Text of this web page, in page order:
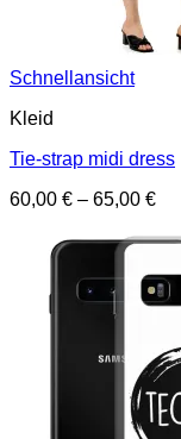
Schnellansicht
Kleid
Tie-strap midi dress
60,00 € – 65,00 €